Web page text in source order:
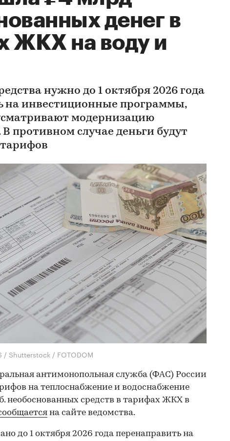
денег в
ЖКХ на воду и
нужно до 1 октября 2026 года
на инвестиционные программы,
модернизацию
противном случае деньги будут
Shutterstock / FOTODOM
антимонопольная служба (ФАС) России
на теплоснабжение и водоснабжение
необоснованных средств в тарифах ЖКХ в
на сайте ведомства.
до 1 октября 2026 года перенаправить на